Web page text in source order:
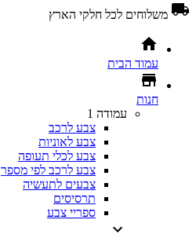
משלוחים לכל חלקי הארץ
עמוד הבית
חנות
עמודה 1
צבע לרכב
צבע לאוניות
צבע לכלי תעופה
צבע לרכב לפי מספר
צבעים לתעשיה
תרסיסים
ספריי צבע